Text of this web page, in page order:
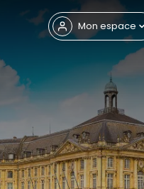
Mon espace
Fermer